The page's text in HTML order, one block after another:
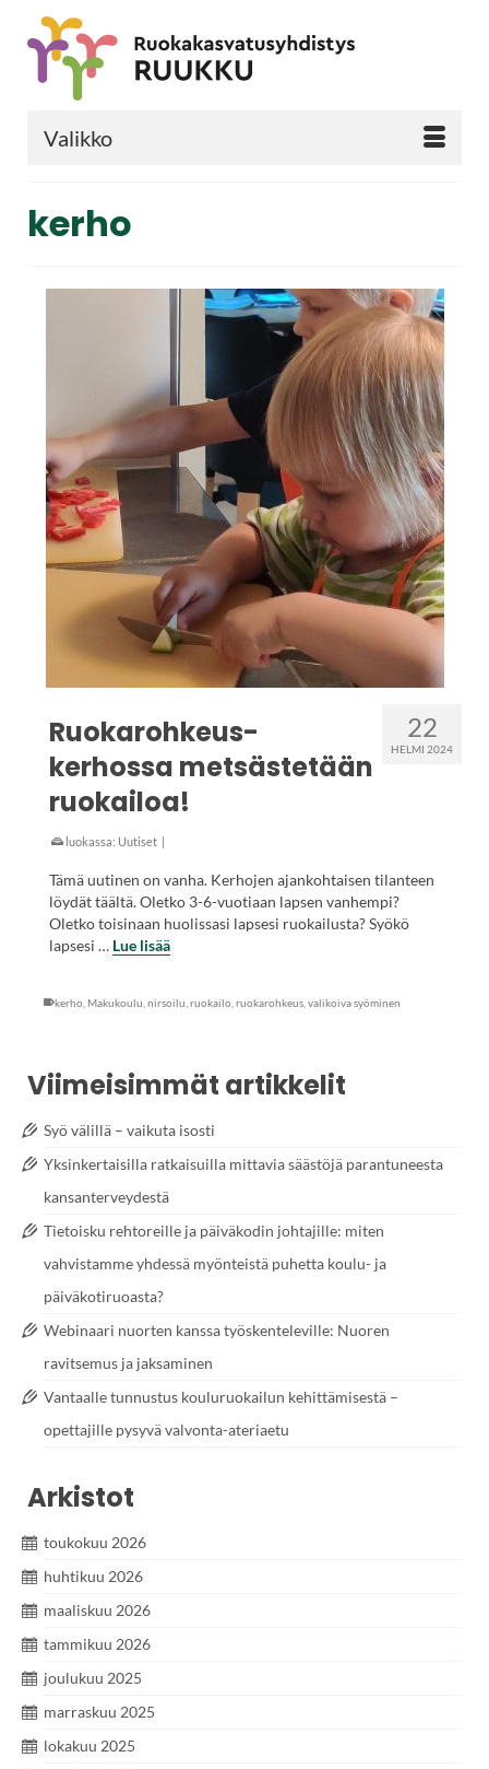
Valikko
kerho
22
HELMI 2024
Ruokarohkeus-
kerhossa metsästetään
ruokailoa!
luokassa: Uutiset |
Tämä uutinen on vanha. Kerhojen ajankohtaisen tilanteen
löydät täältä. Oletko 3-6-vuotiaan lapsen vanhempi?
Oletko toisinaan huolissasi lapsesi ruokailusta? Syökö
lapsesi … Lue lisää
kerho Makukoulu nirsoilu ruokailo ruokarohkeus valikoiva syöminen
Viimeisimmät artikkelit
Syö välillä – vaikuta isosti
Yksinkertaisilla ratkaisuilla mittavia säästöjä parantuneesta
kansanterveydestä
Tietoisku rehtoreille ja päiväkodin johtajille: miten
vahvistamme yhdessä myönteistä puhetta koulu- ja
päiväkotiruoasta?
Webinaari nuorten kanssa työskenteleville: Nuoren
ravitsemus ja jaksaminen
Vantaalle tunnustus kouluruokailun kehittämisestä –
opettajille pysyvä valvonta-ateriaetu
Arkistot
toukokuu 2026
huhtikuu 2026
maaliskuu 2026
tammikuu 2026
joulukuu 2025
marraskuu 2025
lokakuu 2025